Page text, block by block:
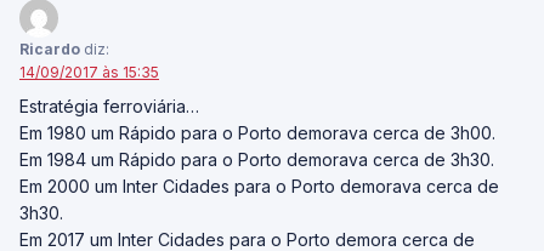
Ricardo diz:
14/09/2017 às 15:35
Estratégia ferroviária…
Em 1980 um Rápido para o Porto demorava cerca de 3h00.
Em 1984 um Rápido para o Porto demorava cerca de 3h30.
Em 2000 um Inter Cidades para o Porto demorava cerca de
3h30.
Em 2017 um Inter Cidades para o Porto demora cerca de